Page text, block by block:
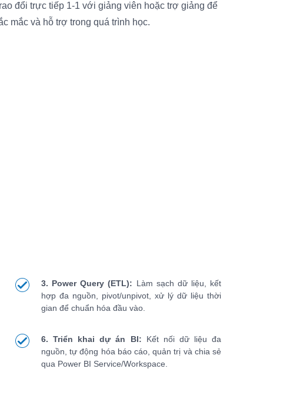
đổi trực tiếp 1-1 với giảng viên hoặc trợ giảng để
mắc và hỗ trợ trong quá trình học.
3. Power Query (ETL): Làm sạch dữ liệu, kết
hợp đa nguồn, pivot/unpivot, xử lý dữ liệu thời
gian để chuẩn hóa đầu vào.
6. Triển khai dự án BI: Kết nối dữ liệu đa
nguồn, tự động hóa báo cáo, quản trị và chia sẻ
qua Power BI Service/Workspace.